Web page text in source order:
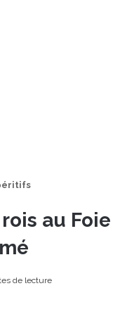
au Foie
de lecture